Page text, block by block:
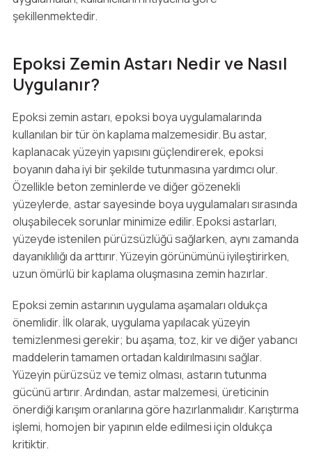
şekillenmektedir.
Epoksi Zemin Astarı Nedir ve Nasıl
Uygulanır?
Epoksi zemin astarı, epoksi boya uygulamalarında
kullanılan bir tür ön kaplama malzemesidir. Bu astar,
kaplanacak yüzeyin yapısını güçlendirerek, epoksi
boyanın daha iyi bir şekilde tutunmasına yardımcı olur.
Özellikle beton zeminlerde ve diğer gözenekli
yüzeylerde, astar sayesinde boya uygulamaları sırasında
oluşabilecek sorunlar minimize edilir. Epoksi astarları,
yüzeyde istenilen pürüzsüzlüğü sağlarken, aynı zamanda
dayanıklılığı da arttırır. Yüzeyin görünümünü iyileştirirken,
uzun ömürlü bir kaplama oluşmasına zemin hazırlar.
Epoksi zemin astarının uygulama aşamaları oldukça
önemlidir. İlk olarak, uygulama yapılacak yüzeyin
temizlenmesi gerekir; bu aşama, toz, kir ve diğer yabancı
maddelerin tamamen ortadan kaldırılmasını sağlar.
Yüzeyin pürüzsüz ve temiz olması, astarın tutunma
gücünü artırır. Ardından, astar malzemesi, üreticinin
önerdiği karışım oranlarına göre hazırlanmalıdır. Karıştırma
işlemi, homojen bir yapının elde edilmesi için oldukça
kritiktir.